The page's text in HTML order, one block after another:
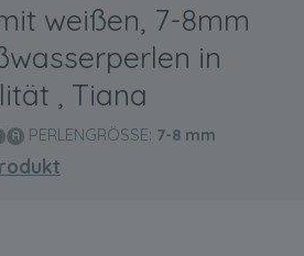
weißen, 7-8mm
in
, Tiana
PERLENGRÖSSE: 7-8 mm